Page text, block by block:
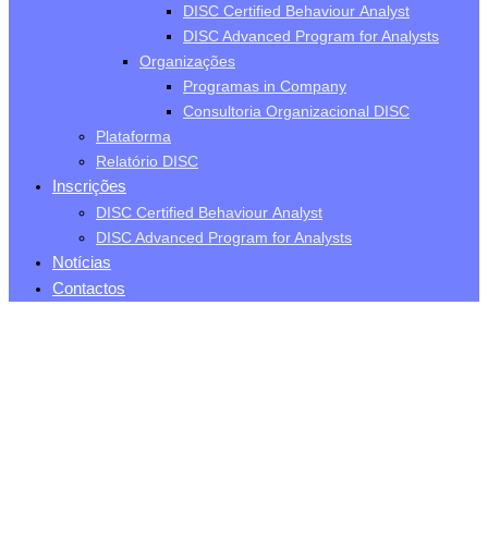
DISC Certified Behaviour Analyst
DISC Advanced Program for Analysts
Organizações
Programas in Company
Consultoria Organizacional DISC
Plataforma
Relatório DISC
Inscrições
DISC Certified Behaviour Analyst
DISC Advanced Program for Analysts
Notícias
Contactos